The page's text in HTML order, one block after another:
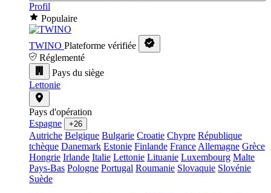
Profil
Populaire
TWINO Plateforme vérifiée
Réglementé
Pays du siège
Lettonie
Pays d'opération
Espagne
+26
Autriche Belgique Bulgarie Croatie Chypre République
tchèque Danemark Estonie Finlande France Allemagne Grèce
Hongrie Irlande Italie Lettonie Lituanie Luxembourg Malte
Pays-Bas Pologne Portugal Roumanie Slovaquie Slovénie
Suède